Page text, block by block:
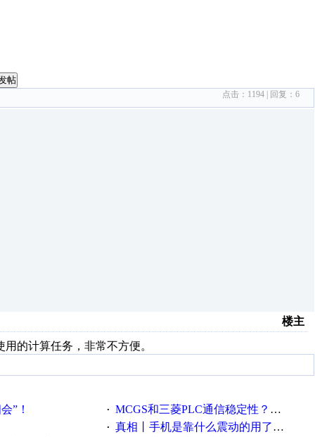
帖
点击： 1194 | 回复： 6
楼主
的计算任务，非常不方便。
”！ · MCGS和三菱PLC通信稳定性？？？
· 真相丨手机是靠什么震动的用了这么多年才知道！